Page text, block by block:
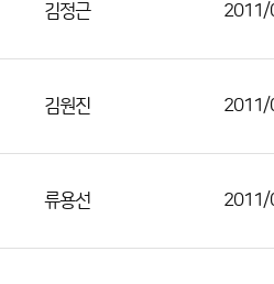
김정근 2011/
김원진 2011/
류용선 2011/